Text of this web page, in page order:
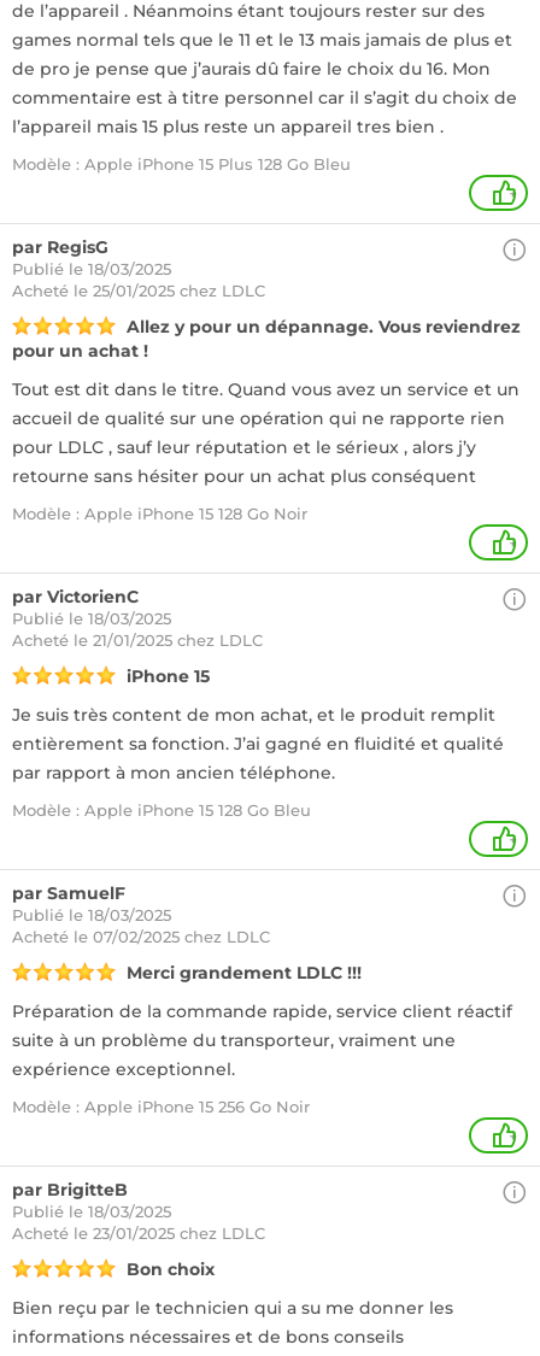
de l’appareil . Néanmoins étant toujours rester sur des
games normal tels que le 11 et le 13 mais jamais de plus et
de pro je pense que j’aurais dû faire le choix du 16. Mon
commentaire est à titre personnel car il s’agit du choix de
l’appareil mais 15 plus reste un appareil tres bien .
Modèle : Apple iPhone 15 Plus 128 Go Bleu
+
par RegisG
Publié le 18/03/2025
Acheté le 25/01/2025 chez LDLC
Allez y pour un dépannage. Vous reviendrez
pour un achat !
Tout est dit dans le titre. Quand vous avez un service et un
accueil de qualité sur une opération qui ne rapporte rien
pour LDLC , sauf leur réputation et le sérieux , alors j’y
retourne sans hésiter pour un achat plus conséquent
Modèle : Apple iPhone 15 128 Go Noir
+
par VictorienC
Publié le 18/03/2025
Acheté le 21/01/2025 chez LDLC
iPhone 15
Je suis très content de mon achat, et le produit remplit
entièrement sa fonction. J’ai gagné en fluidité et qualité
par rapport à mon ancien téléphone.
Modèle : Apple iPhone 15 128 Go Bleu
+
par SamuelF
Publié le 18/03/2025
Acheté le 07/02/2025 chez LDLC
Merci grandement LDLC !!!
Préparation de la commande rapide, service client réactif
suite à un problème du transporteur, vraiment une
expérience exceptionnel.
Modèle : Apple iPhone 15 256 Go Noir
+
par BrigitteB
Publié le 18/03/2025
Acheté le 23/01/2025 chez LDLC
Bon choix
Bien reçu par le technicien qui a su me donner les
informations nécessaires et de bons conseils